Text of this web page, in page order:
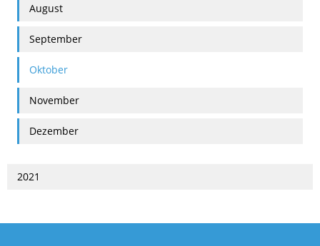
August
September
Oktober
November
Dezember
2021